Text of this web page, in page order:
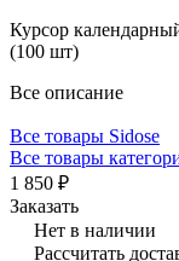
Курсор
(100 шт)
Все описание
Все товары Sidose
Все товары
1 850 ₽
Заказать
Нет в наличии
Рассчитать